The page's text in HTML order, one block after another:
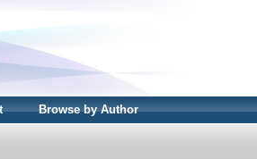
Browse by Author